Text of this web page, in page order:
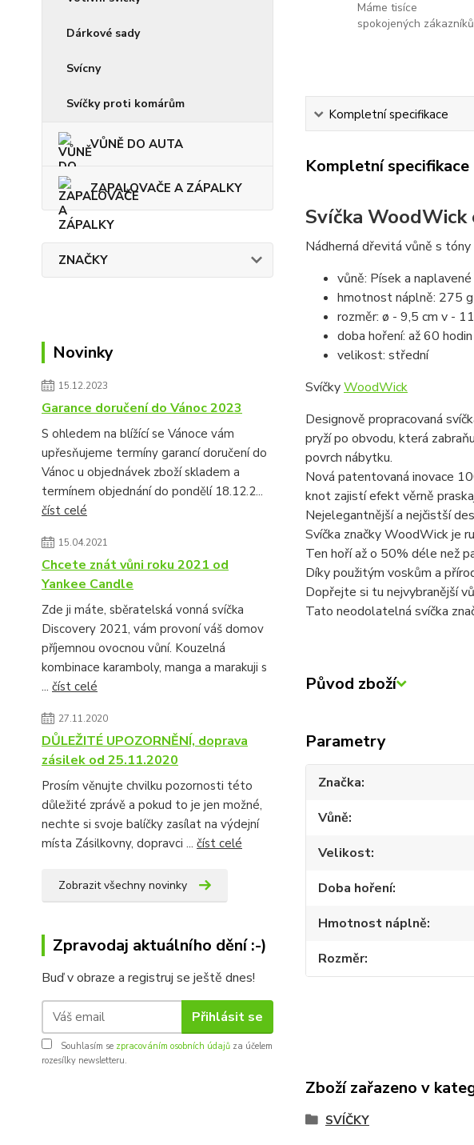
Dárkové sady
Svícny
Svíčky proti komárům
VŮNĚ DO AUTA
ZAPALOVAČE A ZÁPALKY
ZNAČKY
Novinky
15.12.2023
Garance doručení do Vánoc 2023
S ohledem na blížící se Vánoce vám
upřesňujeme termíny garancí doručení do
Vánoc u objednávek zboží skladem a
termínem objednání do pondělí 18.12.2...
číst celé
15.04.2021
Chcete znát vůni roku 2021 od
Yankee Candle
Zde ji máte, sběratelská vonná svíčka
Discovery 2021, vám provoní váš domov
příjemnou ovocnou vůní. Kouzelná
kombinace karamboly, manga a marakuji s
... číst celé
27.11.2020
DŮLEŽITÉ UPOZORNĚNÍ, doprava
zásilek od 25.11.2020
Prosím věnujte chvilku pozornosti této
důležité zprávě a pokud to je jen možné,
nechte si svoje balíčky zasílat na výdejní
místa Zásilkovny, dopravci ... číst celé
Zobrazit všechny novinky
Zpravodaj aktuálního dění :-)
Buď v obraze a registruj se ještě dnes!
Přihlásit se
Souhlasím se zpracováním osobních údajů za účelem
rozesílky newsletteru.
Máme tisíce
spokojených
Kompletní specifikace
Kompletní specifikace
Svíčka WoodWick
Nádherná dřevitá vůně s
vůně: Písek a
hmotnost náplně: 275 g
rozměr: ø - 9,5 cm v -
doba hoření: až 60 hodin
velikost: střední
SvíčkyWoodWick
Designově propracovaná
pryží po obvodu, která
povrch nábytku.
Nová patentovaná inovace
knot zajistí efekt věrně
Nejelegantnější a nejčistší
Svíčka značky WoodWick je
Ten hoří až o 50% déle než
Díky použitým voskům a
Dopřejte si tu nejvybranější
Tato neodolatelná svíčka
Původ zboží
Parametry
Značka
Vůně
Velikost
Doba hoření
Hmotnost náplně
Rozměr
Zboží zařazeno v
SVÍČKY